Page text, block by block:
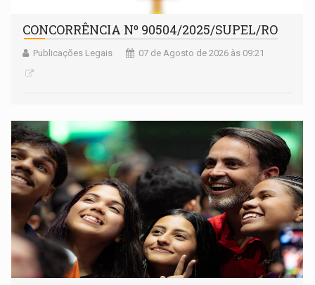
CONCORRÊNCIA Nº 90504/2025/SUPEL/RO
Publicações Legais 07 de Agosto de 2026 às 09:21